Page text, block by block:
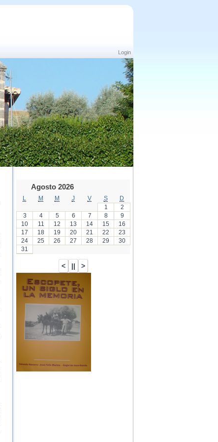
Login
Agosto 2026
M M J V S
D
1
2
3
4 5 6 7 8
9
10
11 12 13 14 15
16
17
18 19 20 21 22
23
24
25 26 27 28 29
30
31